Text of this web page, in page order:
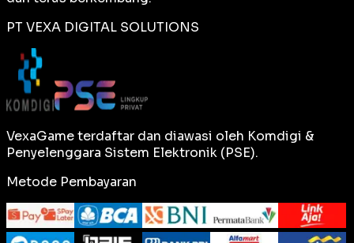
PT VEXA DIGITAL SOLUTIONS
VexaGame terdaftar dan diawasi oleh Komdigi &
Penyelenggara Sistem Elektronik (PSE).
Metode Pembayaran